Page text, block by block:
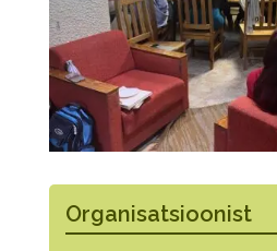
Organisatsioonist